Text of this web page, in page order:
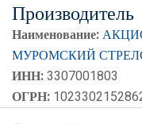
Производитель
Наименование:
МУРОМСКИЙ
ИНН:3307001803
ОГРН: